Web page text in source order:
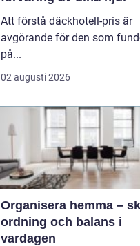
Att förstå däckhotell-pris är
avgörande för den som
på...
02 augusti 2026
Organisera hemma –
ordning och balans i
vardagen